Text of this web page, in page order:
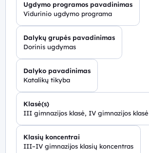
Ugdymo programos pavadinimas
Vidurinio ugdymo programa
Dalykų grupės pavadinimas
Dorinis ugdymas
Dalyko pavadinimas
Katalikų tikyba
Klasė(s)
III gimnazijos klasė, IV gimnazijos klasė
Klasių koncentrai
III–IV gimnazijos klasių koncentras